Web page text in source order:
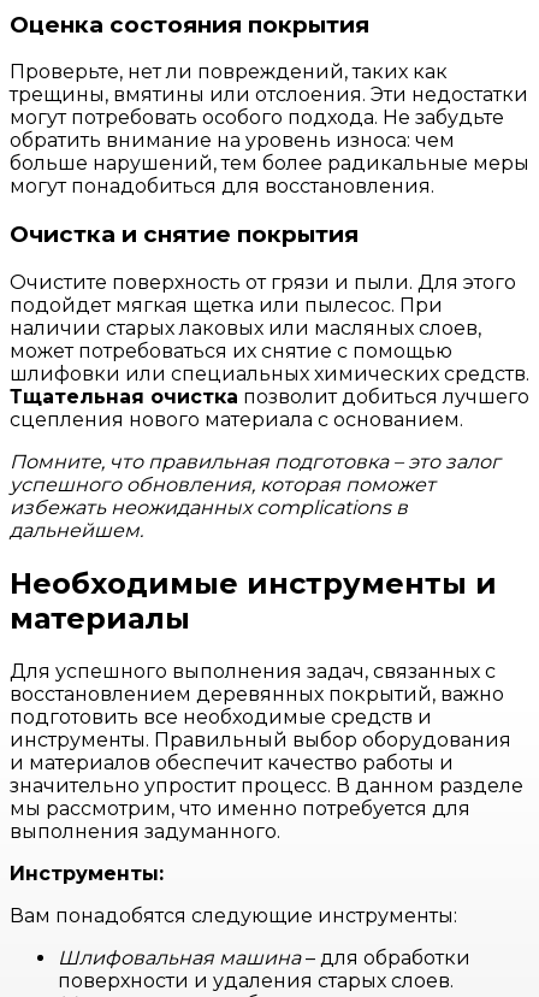
Оценка состояния покрытия
Проверьте, нет ли повреждений, таких как
трещины, вмятины или отслоения. Эти недостатки
могут потребовать особого подхода. Не забудьте
обратить внимание на уровень износа: чем
больше нарушений, тем более радикальные меры
могут понадобиться для восстановления.
Очистка и снятие покрытия
Очистите поверхность от грязи и пыли. Для этого
подойдет мягкая щетка или пылесос. При
наличии старых лаковых или масляных слоев,
может потребоваться их снятие с помощью
шлифовки или специальных химических средств.
Тщательная очистка позволит добиться лучшего
сцепления нового материала с основанием.
Помните, что правильная подготовка – это залог
успешного обновления, которая поможет
избежать неожиданных complications в
дальнейшем.
Необходимые инструменты и
материалы
Для успешного выполнения задач, связанных с
восстановлением деревянных покрытий, важно
подготовить все необходимые средств и
инструменты. Правильный выбор оборудования
и материалов обеспечит качество работы и
значительно упростит процесс. В данном разделе
мы рассмотрим, что именно потребуется для
выполнения задуманного.
Инструменты:
Вам понадобятся следующие инструменты:
Шлифовальная машина– для обработки
поверхности и удаления старых слоев.